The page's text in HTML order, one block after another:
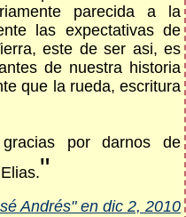
parecida a la
las expectativas de
este de ser asi, es
de nuestra historia
que la rueda, escritura
por darnos de
"
Andrés" en dic 2, 2010